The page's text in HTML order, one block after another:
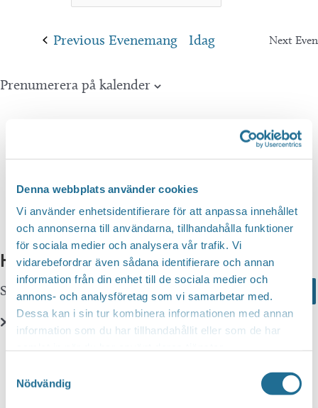
Denna webbplats använder cookies
Vi använder enhetsidentifierare för att anpassa innehållet
och annonserna till användarna, tillhandahålla funktioner
för sociala medier och analysera vår trafik. Vi
vidarebefordrar även sådana identifierare och annan
information från din enhet till de sociala medier och
annons- och analysföretag som vi samarbetar med.
Dessa kan i sin tur kombinera informationen med annan
information som du har tillhandahållit eller som de har
Nödvändig
Previous Evenemang Idag Next
Prenumerera på kalender
Hittar du inte vad du söker?
Sök här... Search
Translate
You can translate this website with Google